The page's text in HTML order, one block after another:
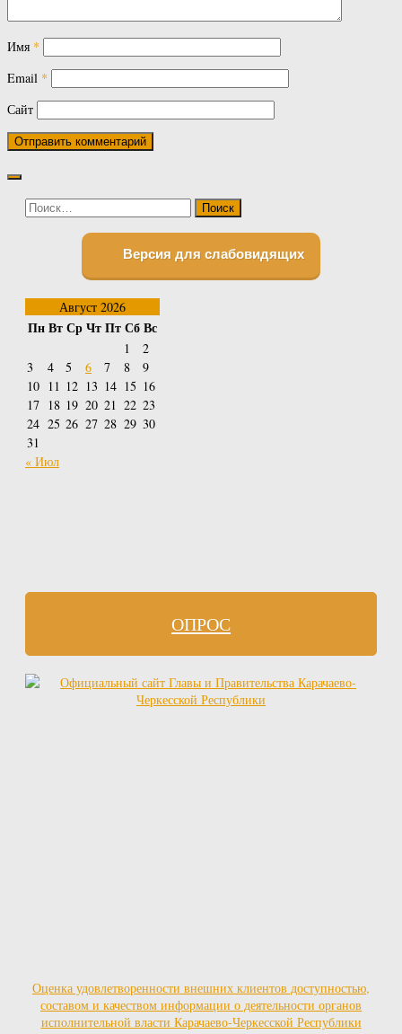
Имя *
Email *
Сайт
Найти:
Версия для слабовидящих
Август 2026
ПнВтСрЧтПтСбВс
1
2
3
4 5 6 7 8
9
10 11 12 13 14 15 16
17 18 19 20 21 22 23
24 25 26 27 28 29 30
31
« Июл
ОПРОС
Оценка удовлетворенности внешних клиентов доступностью,
составом и качеством информации о деятельности органов
исполнительной власти Карачаево-Черкесской Республики